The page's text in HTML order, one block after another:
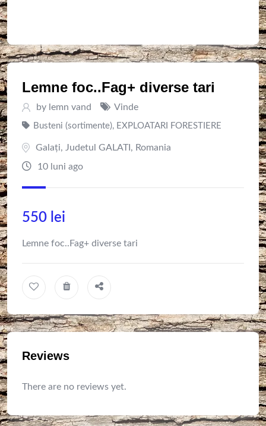
Lemne foc..Fag+ diverse tari
by lemn vand Vinde
Busteni (sortimente), EXPLOATARI FORESTIERE
Galaţi, Judetul GALATI , Romania
10 luni ago
550 lei
Lemne foc..Fag+ diverse tari
Reviews
There are no reviews yet.